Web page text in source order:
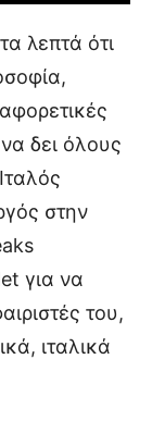
λεπτά ότι
δει όλους
στην
για να
του,
ιταλικά